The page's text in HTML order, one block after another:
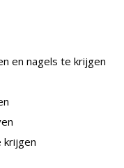
en nagels te krijgen
krijgen